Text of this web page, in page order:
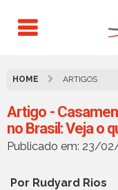
HOME ARTIGOS
Artigo -
no Brasil: Veja o
Publicado em: 23/
Por Rudyard Rios